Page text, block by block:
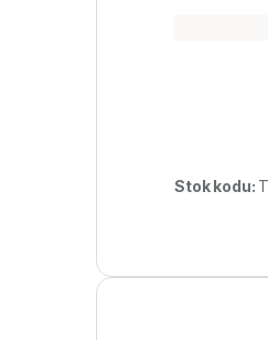
Stok kodu: